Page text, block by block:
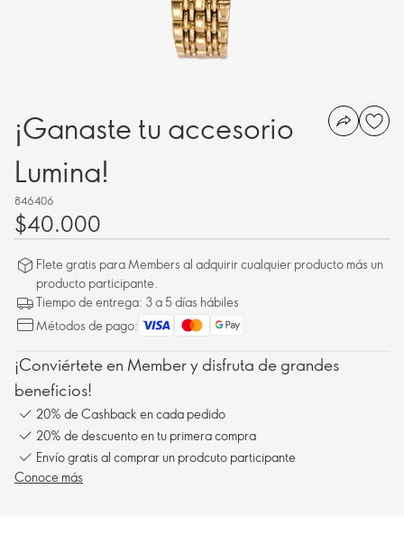
¡Ganaste tu accesorio
Lumina!
846406
$40.000
Flete gratis para Members al adquirir cualquier producto más un
producto participante.
Tiempo de entrega: 3 a 5 días hábiles
Métodos de pago:
¡Conviértete en Member y disfruta de grandes
beneficios!
20% de Cashback en cada pedido
20% de descuento en tu primera compra
Envío gratis al comprar un prodcuto participante
Conoce más